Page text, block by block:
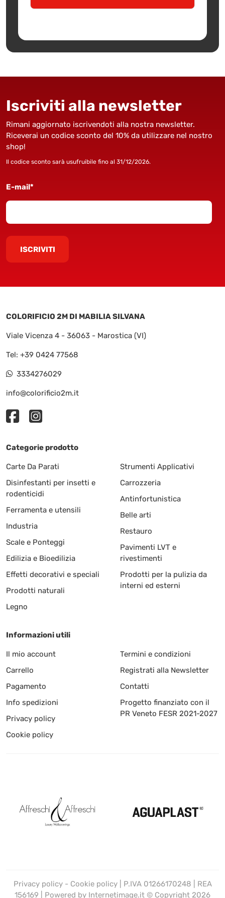
Iscriviti alla newsletter
Rimani aggiornato iscrivendoti alla nostra newsletter.
Riceverai un codice sconto del 10% da utilizzare nel nostro
shop!
Il codice sconto sarà usufruibile fino al 31/12/2026.
E-mail*
ISCRIVITI
COLORIFICIO 2M DI MABILIA SILVANA
Viale Vicenza 4 - 36063 - Marostica (VI)
Tel: +39 0424 77568
3334276029
info@colorificio2m.it
Categorie prodotto
Carte Da Parati
Disinfestanti per insetti e
rodenticidi
Ferramenta e utensili
Industria
Scale e Ponteggi
Edilizia e Bioedilizia
Effetti decorativi e speciali
Prodotti naturali
Legno
Strumenti Applicativi
Carrozzeria
Antinfortunistica
Belle arti
Restauro
Pavimenti LVT e
rivestimenti
Prodotti per la pulizia da
interni ed esterni
Informazioni utili
Il mio account
Carrello
Pagamento
Info spedizioni
Privacy policy
Cookie policy
Termini e condizioni
Registrati alla Newsletter
Contatti
Progetto finanziato con il
PR Veneto FESR 2021-2027
Privacy policy- Cookie policy| P.IVA 01266170248 | REA
156169 | Powered by Internetimage.it © Copyright 2026